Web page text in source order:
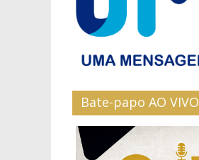
Bate-papo AO VIVO